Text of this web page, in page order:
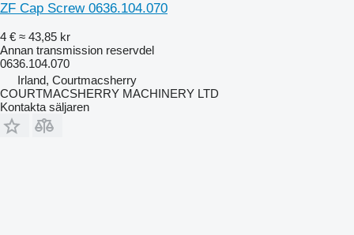
ZF Cap Screw 0636.104.070
4 € ≈ 43,85 kr
Annan transmission reservdel
0636.104.070
Irland, Courtmacsherry
COURTMACSHERRY MACHINERY LTD
Kontakta säljaren